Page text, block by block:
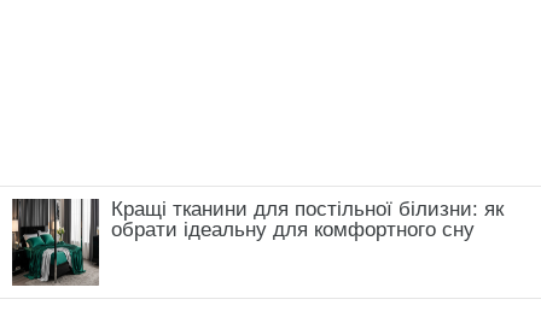
Кращі тканини для постільної білизни: як
обрати ідеальну для комфортного сну